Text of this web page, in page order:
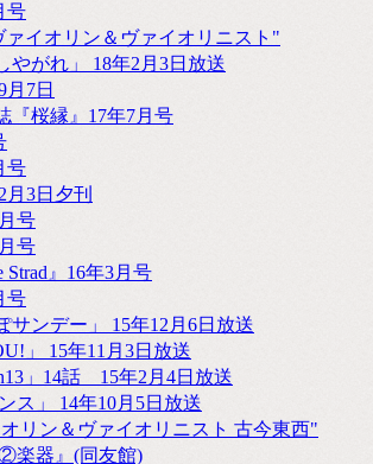
号
ァイオリン＆ヴァイオリニスト"
やがれ」 18年2月3日放送
月7日
『桜縁』17年7月号
号
月3日夕刊
号
号
』16年3月号
号
サンデー」 15年12月6日放送
」 15年11月3日放送
」14話 15年2月4日放送
ス」 14年10月5日放送
リン＆ヴァイオリニスト 古今東西"
②楽器』(同友館)